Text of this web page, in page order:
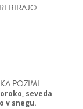
POZIMI
seveda
v snegu.